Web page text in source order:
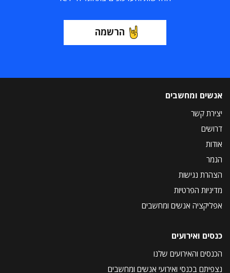
הרשמה
אנשים ומחשבים
יצירת קשר
דרושים
אודות
הנמר
הצהרת נגישות
מדיניות הפרטיות
אפליקציה אנשים ומחשבים
כנסים ואירועים
הכנסים והאירועים שלנו
נצפיתם בכנסי ואירועי אנשים ומחשבים